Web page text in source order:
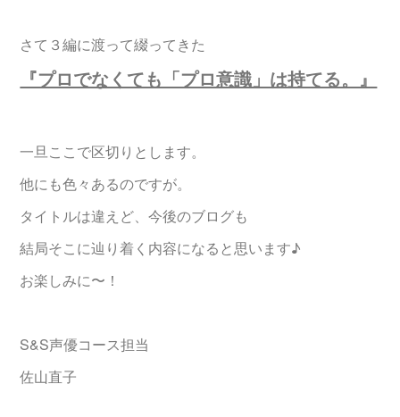
さて３編に渡って綴ってきた
『プロでなくても「プロ意識」は持てる。』
一旦ここで区切りとします。
他にも色々あるのですが。
タイトルは違えど、今後のブログも
結局そこに辿り着く内容になると思います♪
お楽しみに〜！
S&S声優コース担当
佐山直子